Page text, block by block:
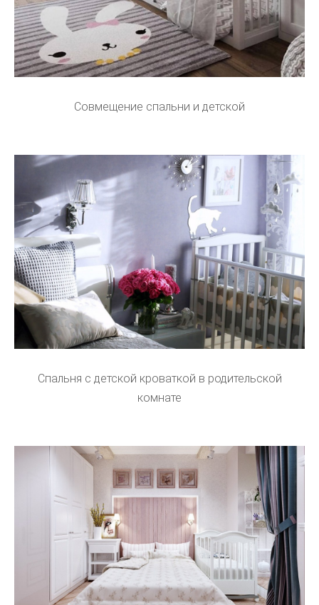
Совмещение спальни и детской
Спальня с детской кроваткой в родительской
комнате